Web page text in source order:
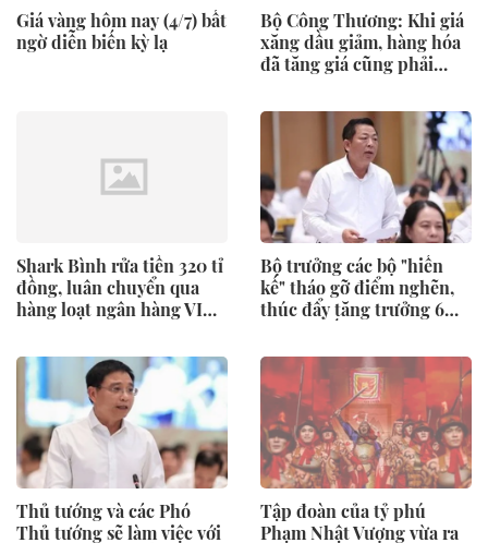
Giá vàng hôm nay (4/7) bất
ngờ diễn biến kỳ lạ
Bộ Công Thương: Khi giá
xăng dầu giảm, hàng hóa
đã tăng giá cũng phải
Shark Bình rửa tiền 320 tỉ
đồng, luân chuyển qua
hàng loạt ngân hàng VIB,
Techcombank, Eximbank,
MBbank…
Bộ trưởng các bộ "hiến
kế" tháo gỡ điểm nghẽn,
thúc đẩy tăng trưởng 6
Thủ tướng và các Phó
Thủ tướng sẽ làm việc với
Tập đoàn của tỷ phú
Phạm Nhật Vượng vừa ra